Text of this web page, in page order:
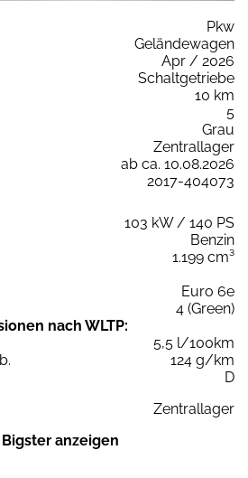
Pkw
Geländewagen
Apr / 2026
Schaltgetriebe
10 km
5
Grau
Zentrallager
ab ca. 10.08.2026
2017-404073
103 kW / 140 PS
Benzin
1.199 cm³
Euro 6e
4 (Green)
nach WLTP:
5,5 l/100km
124 g/km
D
Zentrallager
anzeigen